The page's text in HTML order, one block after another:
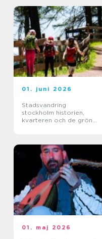
01. juni 2026
Stadsvandring
stockholm historien,
kvarteren och de gröna
01. maj 2026